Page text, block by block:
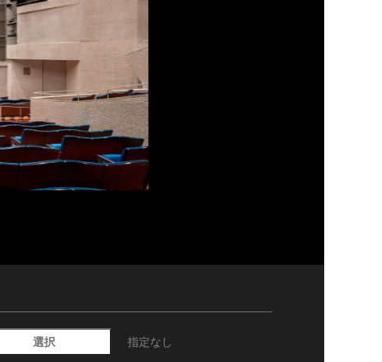
選択 指定なし